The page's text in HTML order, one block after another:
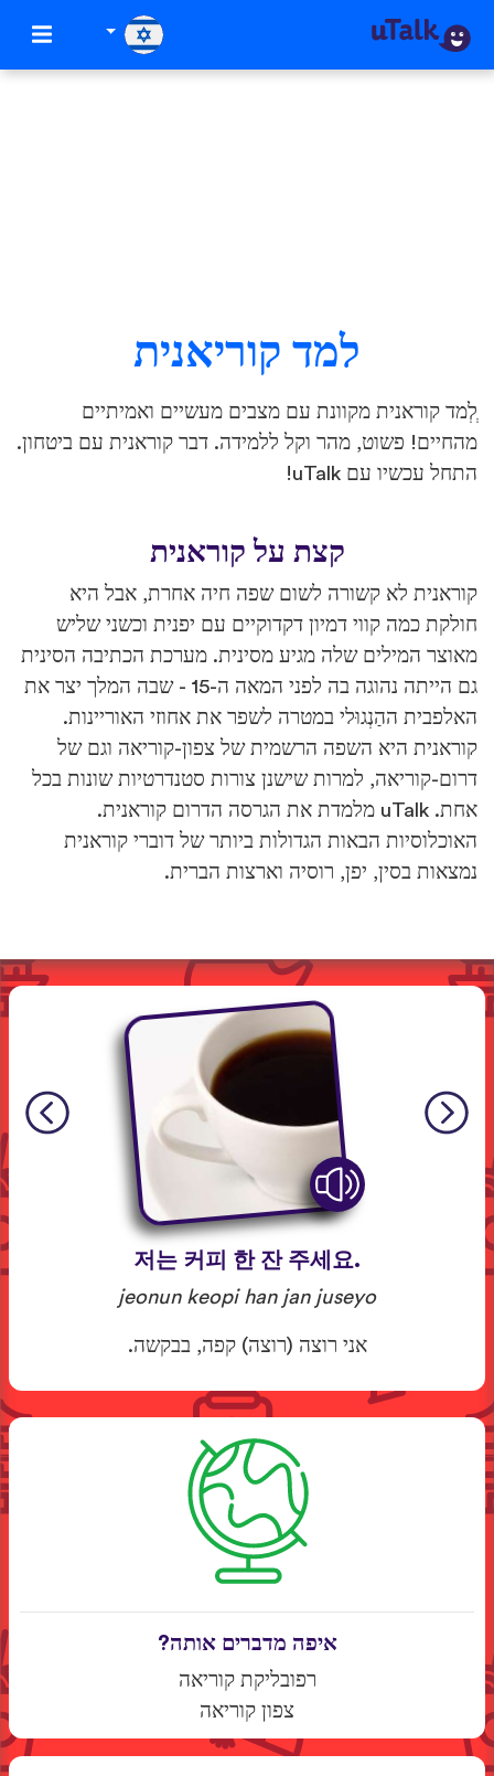
למד קוריאנית
ְלְמד קוראנית מקוונת עם מצבים מעשיים ואמיתיים
מהחיים! פשוט, מהר וקל ללמידה. דבר קוראנית עם ביטחון.
התחל עכשיו עם uTalk!
קצת על קוראנית
קוראנית לא קשורה לשום שפה חיה אחרת, אבל היא
חולקת כמה קווי דמיון דקדוקיים עם יפנית וכשני שליש
מאוצר המילים שלה מגיע מסינית. מערכת הכתיבה הסינית
גם הייתה נהוגה בה לפני המאה ה-15 - שבה המלך יצר את
האלפבית ההַנְגוּלי במטרה לשפר את אחוזי האוריינות.
קוראנית היא השפה הרשמית של צפון-קוריאה וגם של
דרום-קוריאה, למרות שישנן צורות סטנדרטיות שונות בכל
אחת. uTalk מלמדת את הגרסה הדרום קוראנית.
האוכלוסיות הבאות הגדולות ביותר של דוברי קוראנית
נמצאות בסין, יפן, רוסיה וארצות הברית.
저는 커피 한 잔 주세요.
jeonun keopi han jan juseyo
אני רוצה (רוצה) קפה, בבקשה.
איפה מדברים אותה?
רפובליקת קוריאה
צפון קוריאה